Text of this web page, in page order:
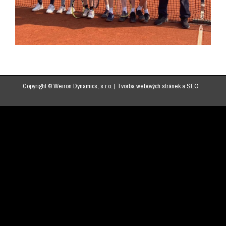
Copyright © Weiron Dynamics, s.r.o. | Tvorba webových stráneka SEO